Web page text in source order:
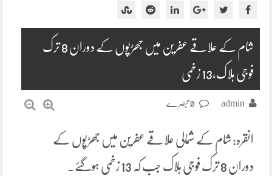
شام کے علاقے عفرین میں جھڑپوں کے دوران 8 ترک
فوجی ہلاک،13 زخمی
admin
انقرہ: شام کے شمالی علاقے عفرین میں جھڑپوں کے
دوران 8 ترک فوجی ہلاک جب کہ 13 زخمی ہوگئے۔